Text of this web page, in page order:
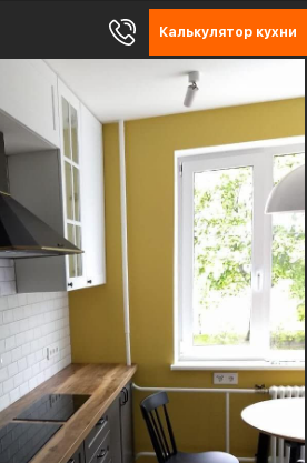
Калькулятор кухни